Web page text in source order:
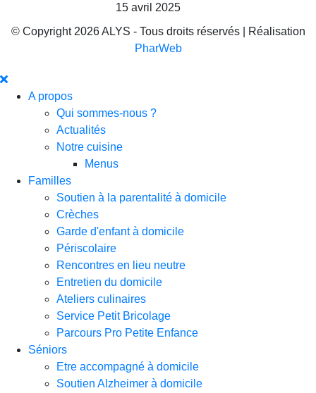
15 avril 2025
© Copyright 2026 ALYS - Tous droits réservés | Réalisation
PharWeb
A propos
Qui sommes-nous ?
Actualités
Notre cuisine
Menus
Familles
Soutien à la parentalité à domicile
Crèches
Garde d'enfant à domicile
Périscolaire
Rencontres en lieu neutre
Entretien du domicile
Ateliers culinaires
Service Petit Bricolage
Parcours Pro Petite Enfance
Séniors
Etre accompagné à domicile
Soutien Alzheimer à domicile